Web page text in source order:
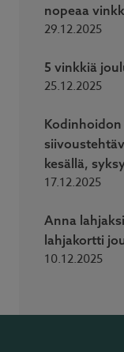
nopeaa
29.12.2025
5 vinkkiä
25.12.2025
kesällä,
17.12.2025
Anna
lahjakortti
10.12.2025